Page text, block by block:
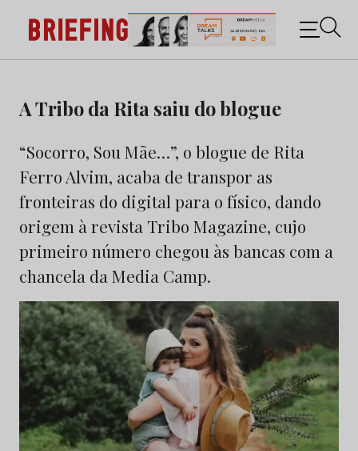
content
Briefing: Todas as notícias sobre os negócios do
Marketing e da Publicidade
A Tribo da Rita saiu do blogue
“Socorro, Sou Mãe…”, o blogue de Rita
Ferro Alvim, acaba de transpor as
fronteiras do digital para o físico, dando
origem à revista Tribo Magazine, cujo
primeiro número chegou às bancas com a
chancela da Media Camp.